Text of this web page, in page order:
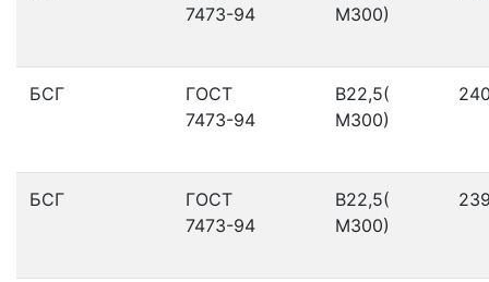
7473-94
М300)
БСГ
ГОСТ
7473-94
В22,5(
М300)
БСГ
ГОСТ
7473-94
В22,5(
М300)